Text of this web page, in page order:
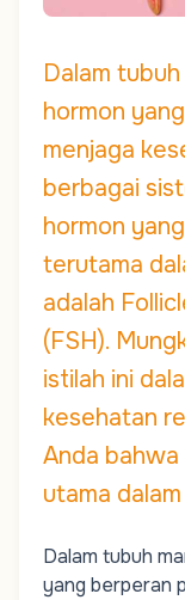
Dalam
hormon
menjaga
berbagai
hormon
terutama
adalah
(FSH).
istilah ini
kesehatan
Anda bahwa
utama
Dalam tubuh
yang berperan